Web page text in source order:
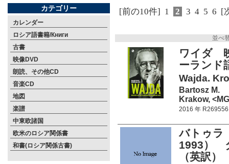
カテゴリー
カレンダー
ロシア語書籍/Книги
古書
映像DVD
朗読、その他CD
音楽CD
地図
楽譜
中東欧諸国
欧米のロシア関係書
和書(ロシア関係古書)
[前の10件] 1 2 3 4 5 6 [
並べ
ワイダ
ーランド
Wajda.
Bartosz M.
Krakow,
2016 年 R269556
バトゥラ
1993）
（英訳）